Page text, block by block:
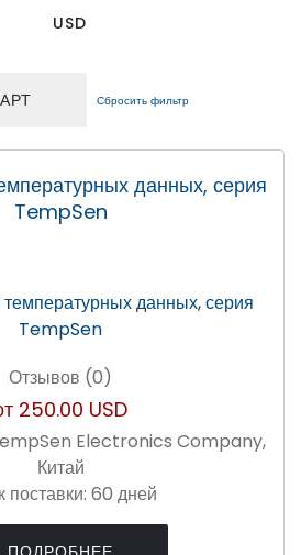
USD
Сбросить фильтр
данных, серия
TempSen
Отзывов (0)
250.00 USD
Electronics Company,
Китай
поставки: 60 дней